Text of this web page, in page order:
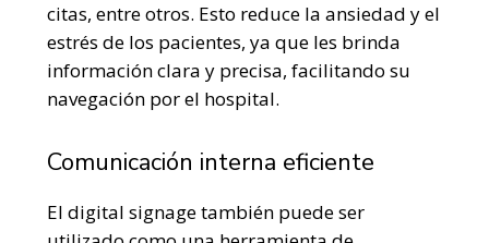
citas, entre otros. Esto reduce la ansiedad y el
estrés de los pacientes, ya que les brinda
información clara y precisa, facilitando su
navegación por el hospital.
Comunicación interna eficiente
El digital signage también puede ser